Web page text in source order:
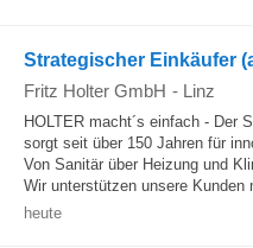
Strategischer Einkäufer
Fritz Holter GmbH - Linz
HOLTER macht´s einfach - Der
sorgt seit über 150 Jahren für
Von Sanitär über Heizung und
Wir unterstützen unsere Kunden
heute